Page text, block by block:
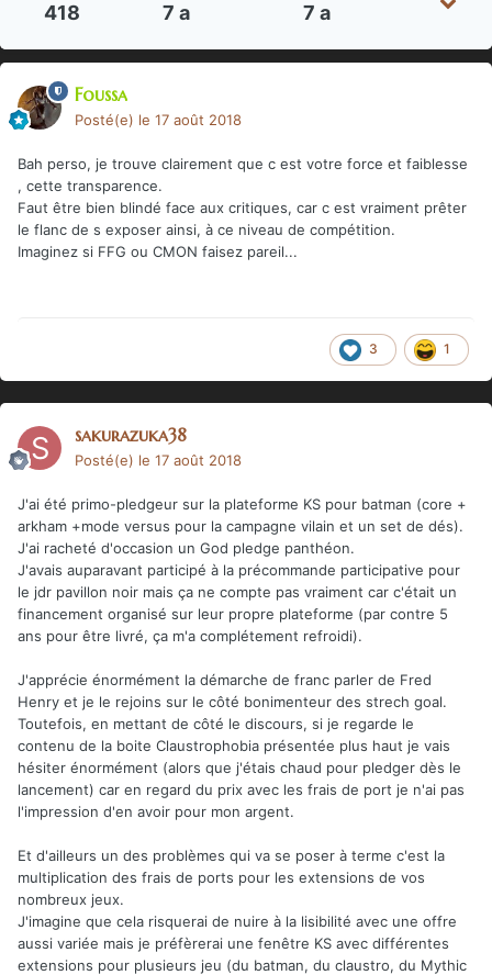
418 7 a 7 a
Foussa
Posté(e) le 17 août 2018
Bah perso, je trouve clairement que c est votre force et faiblesse
, cette transparence.
Faut être bien blindé face aux critiques, car c est vraiment prêter
le flanc de s exposer ainsi, à ce niveau de compétition.
Imaginez si FFG ou CMON faisez pareil...
3 1
sakurazuka38
Posté(e) le 17 août 2018
J'ai été primo-pledgeur sur la plateforme KS pour batman (core +
arkham +mode versus pour la campagne vilain et un set de dés).
J'ai racheté d'occasion un God pledge panthéon.
J'avais auparavant participé à la précommande participative pour
le jdr pavillon noir mais ça ne compte pas vraiment car c'était un
financement organisé sur leur propre plateforme (par contre 5
ans pour être livré, ça m'a complétement refroidi).
J'apprécie énormément la démarche de franc parler de Fred
Henry et je le rejoins sur le côté bonimenteur des strech goal.
Toutefois, en mettant de côté le discours, si je regarde le
contenu de la boite Claustrophobia présentée plus haut je vais
hésiter énormément (alors que j'étais chaud pour pledger dès le
lancement) car en regard du prix avec les frais de port je n'ai pas
l'impression d'en avoir pour mon argent.
Et d'ailleurs un des problèmes qui va se poser à terme c'est la
multiplication des frais de ports pour les extensions de vos
nombreux jeux.
J'imagine que cela risquerai de nuire à la lisibilité avec une offre
aussi variée mais je préfèrerai une fenêtre KS avec différentes
extensions pour plusieurs jeu (du batman, du claustro, du Mythic